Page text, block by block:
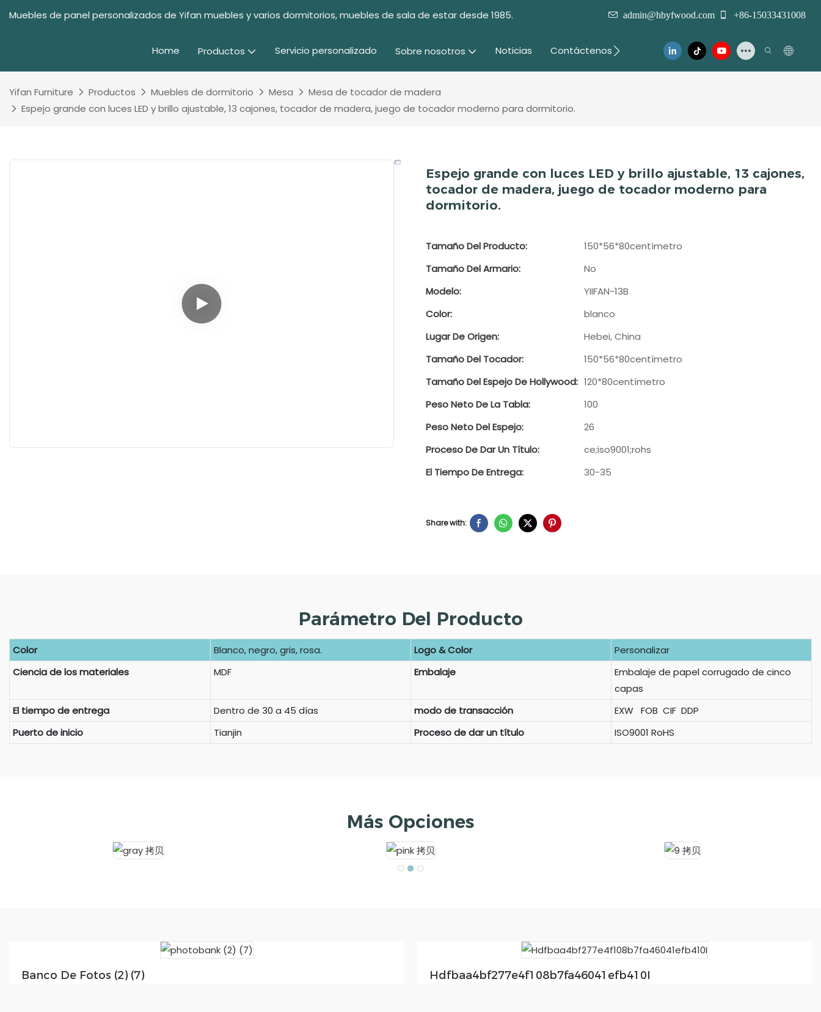
Muebles de panel personalizados de Yifan muebles y varios dormitorios, muebles de sala de estar desde 1985. admin@hbyfwood.com +86-15033431008
Home Productos Servicio personalizado Sobre nosotros Noticias Contáctenos
Yifan Furniture Productos Muebles de dormitorio Mesa
Mesa de tocador de madera
Espejo grande con luces LED y brillo ajustable, 13 cajones, tocador de madera, juego de tocador moderno para dormitorio.
Espejo grande con luces LED y brillo ajustable, 13 cajones,
tocador de madera, juego de tocador moderno para
dormitorio.
Tamaño Del Producto:
150*56*80centímetro
Tamaño Del Armario:
No
Modelo:
YIIFAN-13B
Color:
blanco
Lugar De Origen:
Hebei, China
Tamaño Del Tocador:
150*56*80centímetro
Tamaño Del Espejo De Hollywood: 120*80centímetro
Peso Neto De La Tabla:
100
Peso Neto Del Espejo:
26
Proceso De Dar Un Título:
ce;iso9001;rohs
El Tiempo De Entrega:
30-35
Share with:
Parámetro Del Producto
Color Blanco, negro, gris, rosa. Logo & Color
Personalizar
Ciencia de los materiales
MDF Embalaje
Embalaje de papel corrugado de cinco
capas
El tiempo de entrega
Dentro de 30 a 45 días modo de transacción
EXW FOB CIF DDP
Puerto de inicio
Tianjin Proceso de dar un título ISO9001 RoHS
Más Opciones
Banco De Fotos (2) (7) Hdfbaa4bf277e4f108b7fa46041efb410I